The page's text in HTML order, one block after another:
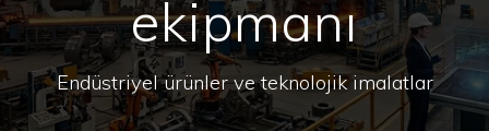
ekipmanı
Endüstriyel ürünler ve teknolojik imalatlar